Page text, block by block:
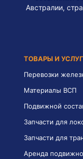
Австралии,
ТОВАРЫ И
Перевозки
Материалы ВСП
Подвижной
Запчасти для
Запчасти для
Аренда